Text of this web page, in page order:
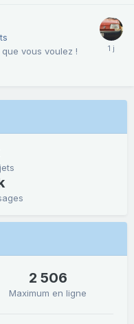
vous voulez !
2 506
Maximum en ligne